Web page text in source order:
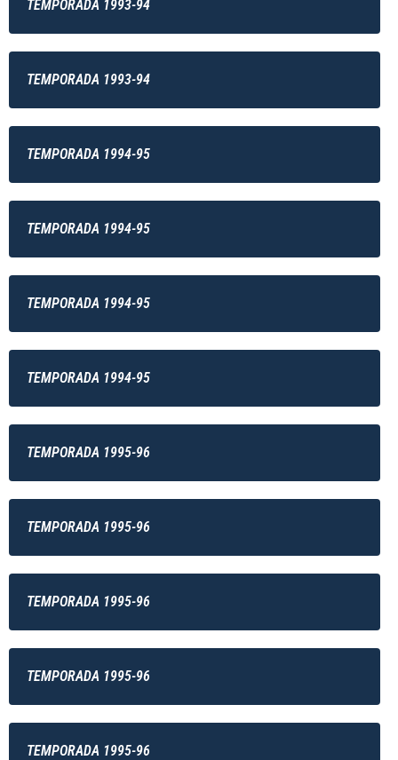
TEMPORADA 1993-94
TEMPORADA 1993-94
TEMPORADA 1994-95
TEMPORADA 1994-95
TEMPORADA 1994-95
TEMPORADA 1994-95
TEMPORADA 1995-96
TEMPORADA 1995-96
TEMPORADA 1995-96
TEMPORADA 1995-96
TEMPORADA 1995-96